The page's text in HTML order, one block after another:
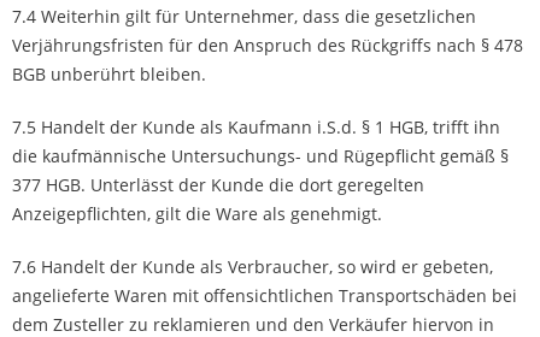
7.4 Weiterhin gilt für Unternehmer, dass die gesetzlichen
Verjährungsfristen für den Anspruch des Rückgriffs nach § 478
BGB unberührt bleiben.
7.5 Handelt der Kunde als Kaufmann i.S.d. § 1 HGB, trifft ihn
die kaufmännische Untersuchungs- und Rügepflicht gemäß §
377 HGB. Unterlässt der Kunde die dort geregelten
Anzeigepflichten, gilt die Ware als genehmigt.
7.6 Handelt der Kunde als Verbraucher, so wird er gebeten,
angelieferte Waren mit offensichtlichen Transportschäden bei
dem Zusteller zu reklamieren und den Verkäufer hiervon in